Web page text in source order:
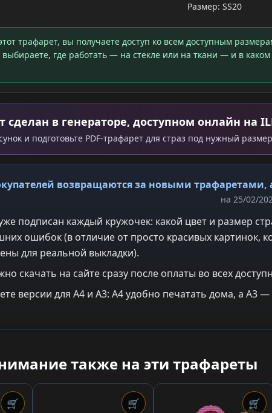
Размер: SS20
трафарет, вы получаете доступ ко всем доступным
где работать — на стекле или на ткани — и в
сделан в генераторе, доступном онлайн на
и подготовьте PDF-трафарет для страз под нужный
возвращаются за новыми
на 25/02/
подписан каждый кружочек: какой цвет и размер
ошибок (в отличие от просто красивых картинок,
для реальной выкладки).
скачать на сайте сразу после оплаты во всех
версии для A4 и A3: A4 удобно печатать дома, а
также на эти трафареты
🛒
🛒
🛒